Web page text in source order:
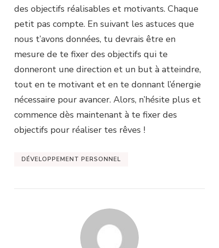
des objectifs réalisables et motivants. Chaque
petit pas compte. En suivant les astuces que
nous t’avons données, tu devrais être en
mesure de te fixer des objectifs qui te
donneront une direction et un but à atteindre,
tout en te motivant et en te donnant l’énergie
nécessaire pour avancer. Alors, n’hésite plus et
commence dès maintenant à te fixer des
objectifs pour réaliser tes rêves !
DÉVELOPPEMENT PERSONNEL